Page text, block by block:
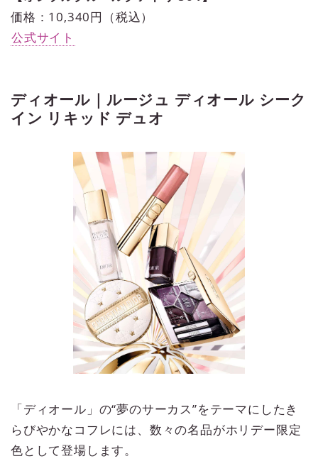
価格：10,340円（税込）
公式サイト
ディオール｜ルージュ ディオール シーク
イン リキッド デュオ
「ディオール」の“夢のサーカス”をテーマにしたき
らびやかなコフレには、数々の名品がホリデー限定
色として登場します。